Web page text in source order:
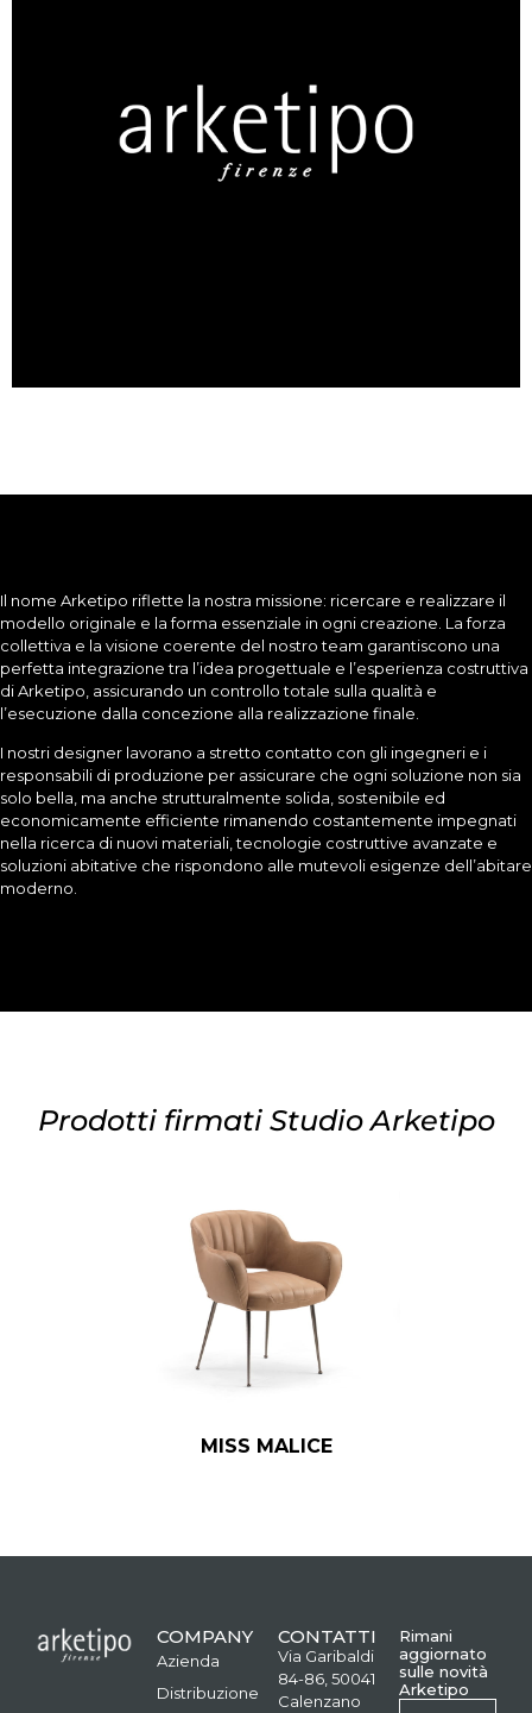
Il nome Arketipo riflette la nostra missione: ricercare e realizzare il
modello originale e la forma essenziale in ogni creazione. La forza
collettiva e la visione coerente del nostro team garantiscono una
perfetta integrazione tra l’idea progettuale e l’esperienza costruttiva
di Arketipo, assicurando un controllo totale sulla qualità e
l’esecuzione dalla concezione alla realizzazione finale.
I nostri designer lavorano a stretto contatto con gli ingegneri e i
responsabili di produzione per assicurare che ogni soluzione non sia
solo bella, ma anche strutturalmente solida, sostenibile ed
economicamente efficiente rimanendo costantemente impegnati
nella ricerca di nuovi materiali, tecnologie costruttive avanzate e
soluzioni abitative che rispondono alle mutevoli esigenze dell’abitare
moderno.
Prodotti firmati Studio Arketipo
MISS MALICE
COMPANY
Azienda
Distribuzione
CONTATTI
Via Garibaldi
84-86, 50041
Calenzano
Rimani
aggiornato
sulle novità
Arketipo